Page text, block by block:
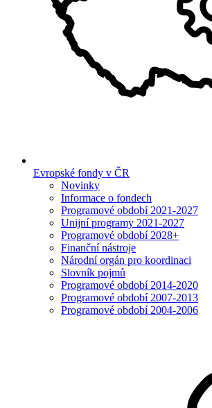
Evropské fondy v ČR
Novinky
Informace o fondech
Programové období 2021-2027
Unijní programy 2021-2027
Programové období 2028+
Finanční nástroje
Národní orgán pro koordinaci
Slovník pojmů
Programové období 2014-2020
Programové období 2007-2013
Programové období 2004-2006